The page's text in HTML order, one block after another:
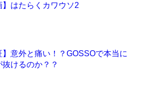
】はたらくカワウソ2
】意外と痛い！？GOSSOで本当に
抜けるのか？？